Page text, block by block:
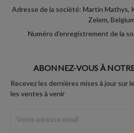
Adresse de la société: Martin Mathys,
Zelem,
Numéro d'enregistrement de la
ABONNEZ-VOUS À
Recevez les dernières mises à jour sur
les ventes à venir
Email